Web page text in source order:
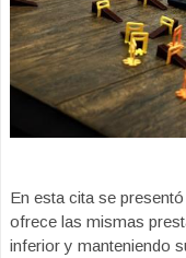
En esta cita se
ofrece las mismas
inferior y manteniendo